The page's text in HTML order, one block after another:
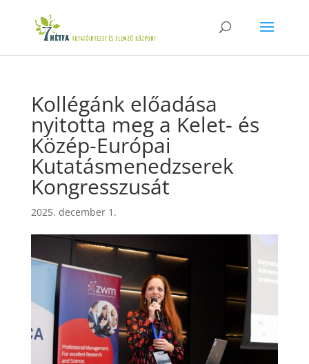
Kollégánk előadása
nyitotta meg a Kelet- és
Közép-Európai
Kutatásmenedzserek
Kongresszusát
2025. december 1.